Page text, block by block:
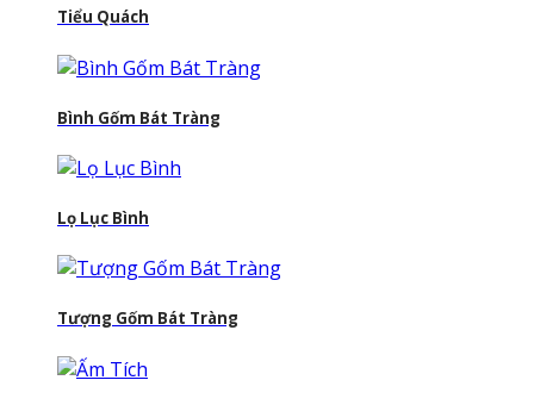
Tiểu Quách
Bình Gốm Bát Tràng
Lọ Lục Bình
Tượng Gốm Bát Tràng